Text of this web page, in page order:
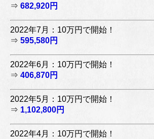
⇒ 682,920円
2022年7月：10万円で開始！
⇒ 595,580円
2022年6月：10万円で開始！
⇒ 406,870円
2022年5月：10万円で開始！
⇒ 1,102,800円
2022年4月：10万円で開始！